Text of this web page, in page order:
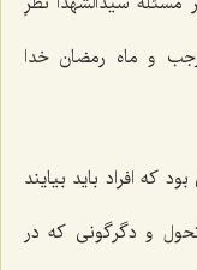
و ماه رمضان خدا
که افراد باید بیایند
و دگرگونی که در